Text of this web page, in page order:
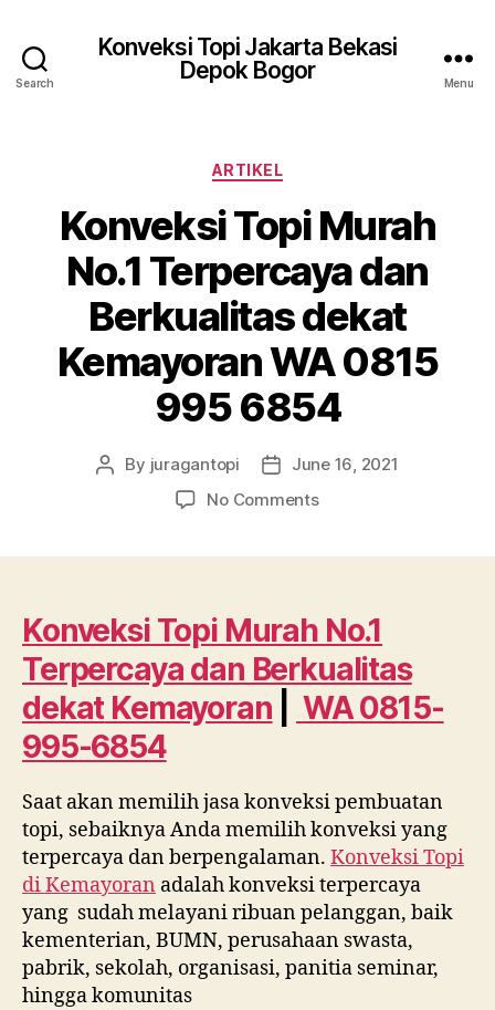
Search
Konveksi Topi Jakarta Bekasi
Depok Bogor
Menu
Categories
ARTIKEL
Konveksi Topi Murah
No.1 Terpercaya dan
Berkualitas dekat
Kemayoran WA 0815
995 6854
Post
By juragantopi
PostJune 16, 2021
No Commentson
Terpercaya
dan
Berkualitas
dekat
Kemayoran
995
6854
Konveksi Topi Murah No.1
Terpercaya dan Berkualitas
dekat Kemayoran
WA 0815-
995-6854
Saat akan memilih jasa konveksi pembuatan
topi, sebaiknya Anda memilih konveksi yang
terpercaya dan berpengalaman. Konveksi Topi
diKemayoran adalah konveksi terpercaya
yang sudah melayani ribuan pelanggan, baik
kementerian, BUMN, perusahaan swasta,
pabrik, sekolah, organisasi, panitia seminar,
hingga komunitas